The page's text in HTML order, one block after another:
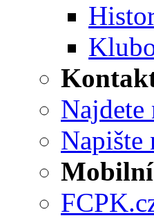
Najdete
Napište